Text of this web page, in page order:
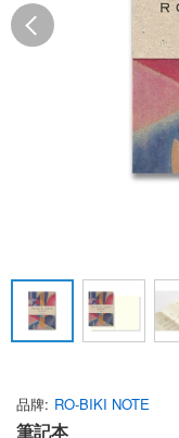
品牌 RO-BIKI NOTE
筆記本